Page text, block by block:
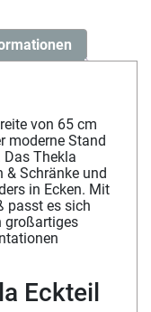
von 65 cm
moderne Stand
Thekla
& Schränke und
in Ecken. Mit
passt es sich
großartiges
Eckteil